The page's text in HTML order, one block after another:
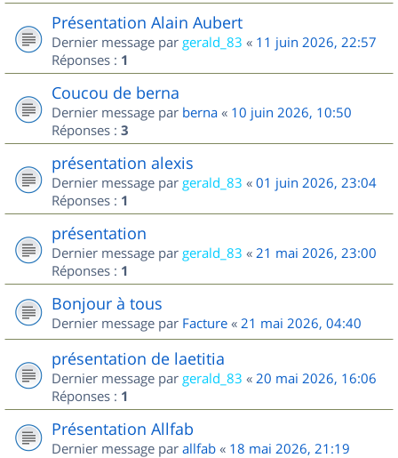
Présentation Alain Aubert
Dernier message par gerald_83 « 11 juin 2026, 22:57
Réponses : 1
Coucou de berna
Dernier message par berna « 10 juin 2026, 10:50
Réponses : 3
présentation alexis
Dernier message par gerald_83 « 01 juin 2026, 23:04
Réponses : 1
présentation
Dernier message par gerald_83 « 21 mai 2026, 23:00
Réponses : 1
Bonjour à tous
Dernier message par Facture « 21 mai 2026, 04:40
présentation de laetitia
Dernier message par gerald_83 « 20 mai 2026, 16:06
Réponses : 1
Présentation Allfab
Dernier message par allfab « 18 mai 2026, 21:19